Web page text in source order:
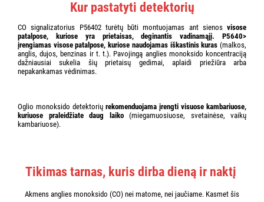
Kur pastatyti detektorių
CO signalizatorius P56402 turėtų būti montuojamas ant sienos visose
patalpose, kuriose yra prietaisas, deginantis vadinamąjį. P5640>
įrengiamas visose patalpose, kuriose naudojamas iškastinis kuras (malkos,
anglis, dujos, benzinas ir t. t.). Pavojingą anglies monoksido koncentraciją
dažniausiai sukelia šių prietaisų gedimai, aplaidi priežiūra arba
nepakankamas vėdinimas.
Oglio monoksido detektorių rekomenduojama įrengti visuose kambariuose,
kuriuose praleidžiate daug laiko (miegamuosiuose, svetainėse, vaikų
kambariuose).
Tikimas tarnas, kuris dirba dieną ir naktį
Akmens anglies monoksido (CO) nei matome, nei jaučiame. Kasmet šis